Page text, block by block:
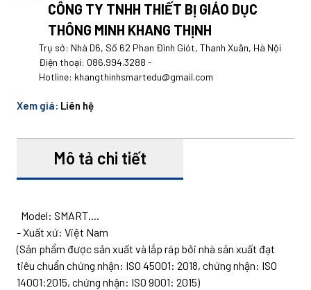
CÔNG TY TNHH THIẾT BỊ GIÁO DỤC
THÔNG MINH KHANG THỊNH
Trụ sở: Nhà D6, Số 62 Phan Đình Giót, Thanh Xuân, Hà Nội
Điện thoại: 086.994.3288 -
Hotline: khangthinhsmartedu@gmail.com
Xem giá: Liên hệ
Mô tả chi tiết
Model: SMART....
- Xuất xứ: Việt Nam
(Sản phẩm được sản xuất và lắp ráp bởi nhà sản xuất đạt
tiêu chuẩn chứng nhận: ISO 45001: 2018, chứng nhận: ISO
14001:2015, chứng nhận: ISO 9001: 2015)